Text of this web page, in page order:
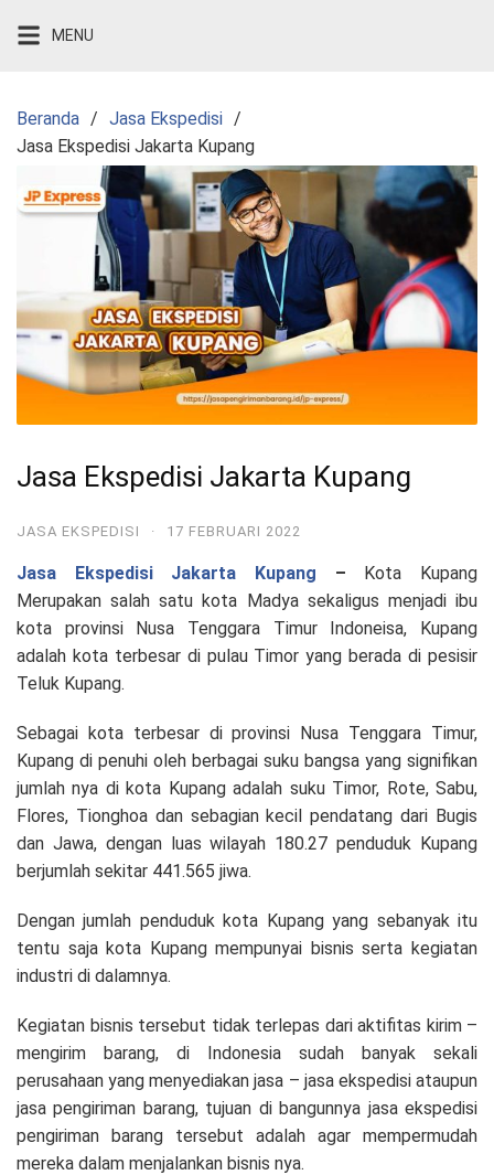
MENU
Beranda
Jasa Ekspedisi
Jasa Ekspedisi Jakarta Kupang
Jasa Ekspedisi Jakarta Kupang
JASA EKSPEDISI · 17 FEBRUARI 2022
Jasa Ekspedisi Jakarta Kupang – Kota Kupang
Merupakan salah satu kota Madya sekaligus menjadi ibu
kota provinsi Nusa Tenggara Timur Indoneisa, Kupang
adalah kota terbesar di pulau Timor yang berada di pesisir
Teluk Kupang.
Sebagai kota terbesar di provinsi Nusa Tenggara Timur,
Kupang di penuhi oleh berbagai suku bangsa yang signifikan
jumlah nya di kota Kupang adalah suku Timor, Rote, Sabu,
Flores, Tionghoa dan sebagian kecil pendatang dari Bugis
dan Jawa, dengan luas wilayah 180.27 penduduk Kupang
berjumlah sekitar 441.565 jiwa.
Dengan jumlah penduduk kota Kupang yang sebanyak itu
tentu saja kota Kupang mempunyai bisnis serta kegiatan
industri di dalamnya.
Kegiatan bisnis tersebut tidak terlepas dari aktifitas kirim –
mengirim barang, di Indonesia sudah banyak sekali
perusahaan yang menyediakan jasa – jasa ekspedisi ataupun
jasa pengiriman barang, tujuan di bangunnya jasa ekspedisi
pengiriman barang tersebut adalah agar mempermudah
mereka dalam menjalankan bisnis nya.